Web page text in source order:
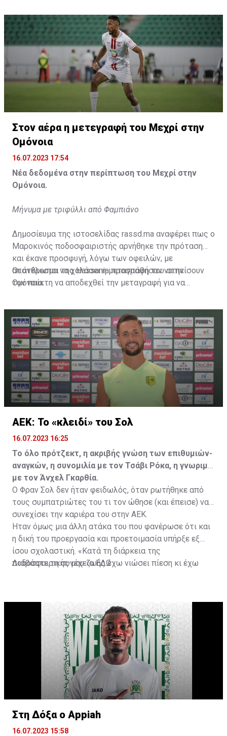
Στον αέρα η μετεγραφή του Μεχρί στην
Ομόνοια
16.07.2023 17:54
Νέα δεδομένα στην περίπτωση του Μεχρί στην
Ομόνοια.
Μήνυμα με τριφύλλι από Φαμπιάνο
Δημοσίευμα της ιστοσελίδας rassd.ma αναφέρει πως ο
Μαροκινός ποδοσφαιριστής αρνήθηκε την πρόταση
και έκανε προσφυγή, λόγω των οφειλών, με
αποτέλεσμα να χαλάσει η μεταγραφή του στην
Ομόνοια.
Οι άνθρωποι της Hassania προσπάθησαν να πείσουν
τον παίκτη να αποδεχθεί την μεταγραφή για να
μετακίνησή του, αλλά ο παίκτης αρνήθηκε και επέμεινε
να λύσει το συμβόλαιό του, ώστε να μετακομίσει
ελεύθερα σε οποιαδήποτε νέα ομάδα το τρέχον
καλοκαίρι.
ΑΕΚ: Το «κλειδί» του Σολ
16.07.2023 16:25
Το όλο πρότζεκτ, η ακριβής γνώση των επιθυμιών-
αναγκών, η συνομιλία με τον Τσάβι Ρόκα, η γνωριμία
με τον Άνχελ Γκαρθία.
Ο Φραν Σολ δεν ήταν φειδωλός, όταν ρωτήθηκε από
τους συμπατριώτες του τι τον ώθησε (και έπεισε) να
συνεχίσει την καριέρα του στην ΑΕΚ.
Ήταν όμως μια άλλη ατάκα του που φανέρωσε ότι και
η δική του προεργασία και προετοιμασία υπήρξε εξ
ίσου σχολαστική. «Κατά τη διάρκεια της
ποδοσφαιρικής μου ζωής έχω νιώσει πίεση κι έχω
31χρονος άσος.
Διαβάστε τη συνέχειαΕΔΩ
Στη Δόξα ο Appiah
16.07.2023 15:58